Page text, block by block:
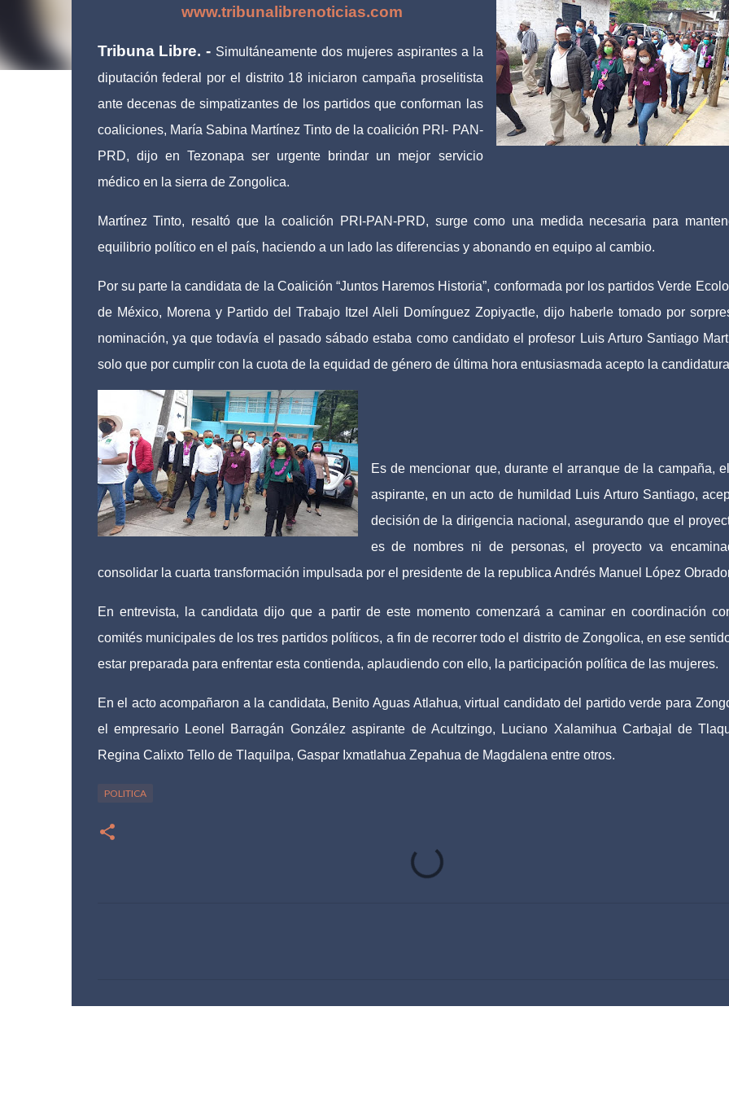
www.tribunalibrenoticias.com
Tribuna Libre. - Simultáneamente dos mujeres aspirantes a la
diputación federal por el distrito 18 iniciaron campaña proselitista
ante decenas de simpatizantes de los partidos que conforman las
coaliciones, María Sabina Martínez Tinto de la coalición PRI- PAN-
PRD, dijo en Tezonapa ser urgente brindar un mejor servicio
médico en la sierra de Zongolica.
Martínez Tinto, resaltó que la coalición PRI-PAN-PRD, surge como una medida necesaria para
equilibrio político en el país, haciendo a un lado las diferencias y abonando en equipo al cambio.
Por su parte la candidata de la Coalición “Juntos Haremos Historia”, conformada por los partidos Verde
de México, Morena y Partido del Trabajo Itzel Aleli Domínguez Zopiyactle, dijo haberle tomado por
nominación, ya que todavía el pasado sábado estaba como candidato el profesor Luis Arturo Santiago
solo que por cumplir con la cuota de la equidad de género de última hora entusiasmada acepto la
Es de mencionar que, durante el arranque de la campaña,
aspirante, en un acto de humildad Luis Arturo Santiago,
decisión de la dirigencia nacional, asegurando que el
es de nombres ni de personas, el proyecto va
consolidar la cuarta transformación impulsada por el presidente de la republica Andrés Manuel López
En entrevista, la candidata dijo que a partir de este momento comenzará a caminar en coordinación
comités municipales de los tres partidos políticos, a fin de recorrer todo el distrito de Zongolica, en ese
estar preparada para enfrentar esta contienda, aplaudiendo con ello, la participación política de las mujeres.
En el acto acompañaron a la candidata, Benito Aguas Atlahua, virtual candidato del partido verde para
el empresario Leonel Barragán González aspirante de Acultzingo, Luciano Xalamihua Carbajal de
Regina Calixto Tello de Tlaquilpa, Gaspar Ixmatlahua Zepahua de Magdalena entre otros.
POLITICA